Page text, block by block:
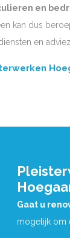
en
kan dus
en
Gaat u
mogelijk om